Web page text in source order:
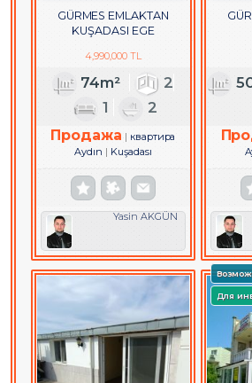
GÜRMES EMLAKTAN
KUŞADASI EGE
YENİ 2+1 DAİRE
4,990,000 TL
74m²
2
1
2
Продажа
квартира
Aydın
Kuşadası
Yasin AKGÜN
Для